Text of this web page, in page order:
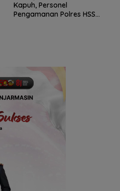
Kapuh, Personel
Pengamanan Polres HSS